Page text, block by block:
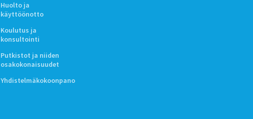
Huolto ja
käyttöönotto
Koulutus ja
konsultointi
Putkistot ja niiden
osakokonaisuudet
Yhdistelmäkokoonpano